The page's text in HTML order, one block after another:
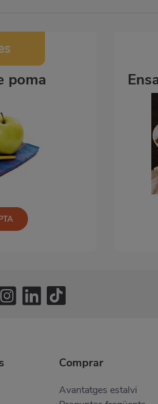
poma
Comprar
Avantatges estalvi